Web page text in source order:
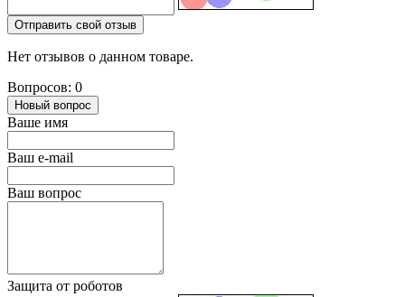
Отправить свой отзыв
Нет отзывов о данном товаре.
Вопросов: 0
Новый вопрос
Ваше имя
Ваш e-mail
Ваш вопрос
Защита от роботов